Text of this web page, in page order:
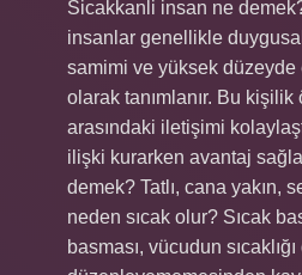
Sicakkanli insan ne
insanlar genellikle
samimi ve yüksek
olarak tanımlanır. Bu
arasındaki iletişimi
ilişki kurarken avantaj
demek? Tatlı, cana yakın,
neden sıcak olur? Sıcak
basması, vücudun